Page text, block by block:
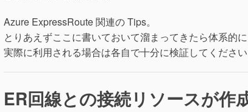
日
者
Azure ExpressRoute 関連の Tips。
とりあえずここに書いておいて溜まってきたら体系的に
実際に利用される場合は各自で十分に検証してください
ER回線との接続リソースが作